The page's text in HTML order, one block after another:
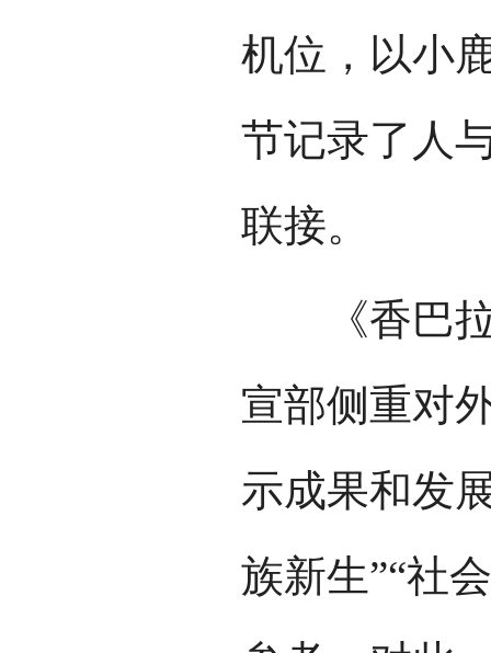
机位，以小
节记录了人
联接。
《香巴拉
宣部侧重对
示成果和发
族新生”“社